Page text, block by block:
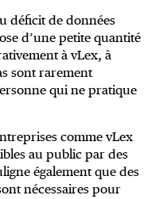
déficit de données
d’une petite quantité
à vLex, à
sont rarement
qui ne pratique
comme vLex
au public par des
également que des
nécessaires pour